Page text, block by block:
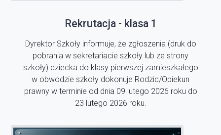
Rekrutacja - klasa 1
Dyrektor Szkoły informuje, że zgłoszenia (druk do
pobrania w sekretariacie szkoły lub ze strony
szkoły) dziecka do klasy pierwszej zamieszkałego
w obwodzie szkoły dokonuje Rodzic/Opiekun
prawny w terminie od dnia 09 lutego 2026 roku do
23 lutego 2026 roku.